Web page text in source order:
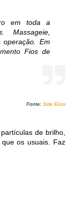
em toda a
Massageie,
operação. Em
Fios de
Fonte: Site Eico
de brilho,
os usuais. Faz